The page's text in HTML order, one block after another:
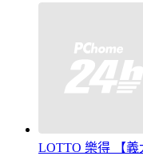
LOTTO 樂得 【